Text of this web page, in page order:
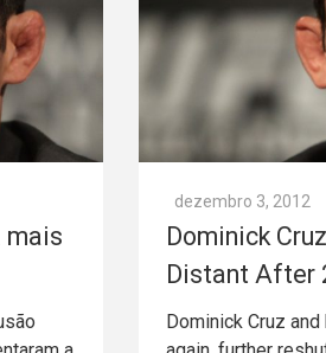
mais
dezembro 3, 2012
Dominick
Distant After
Dominick Cruz